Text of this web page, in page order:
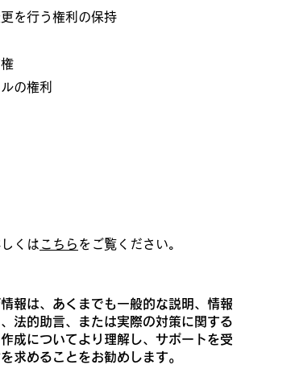
を行う権利の保持
の権利
くは こちら をご覧ください。
報は、あくまでも一般的な説明、情報
法的助言、または実際の対策に関する
成についてより理解し、サポートを受
求めることをお勧めします。